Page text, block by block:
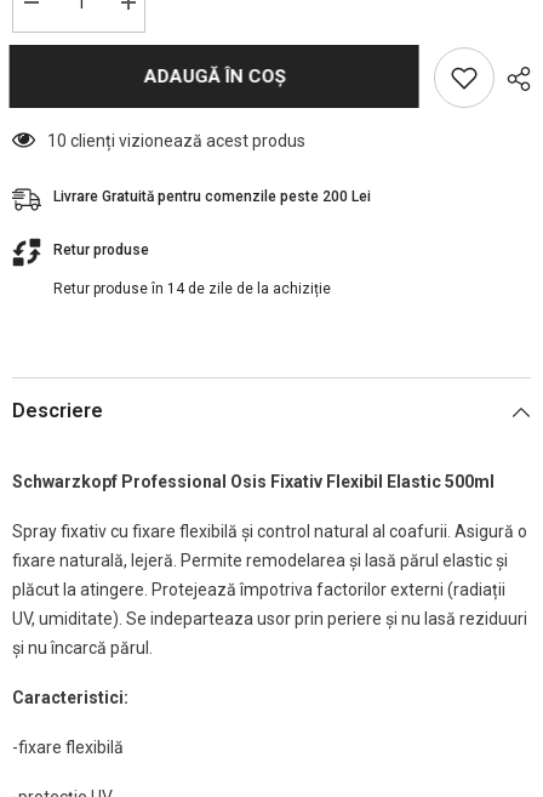
Reduceți
cantitatea
pentru
Flexibil
Creșteți
cantitatea
pentru
Schwarzkopf
Professional
Flexibil
ADAUGĂ ÎN COȘ
10 clienți vizionează acest produs
Livrare Gratuită pentru comenzile peste 200 Lei
Retur produse
Retur produse în 14 de zile de la achiziție
Descriere
Schwarzkopf Professional Osis Fixativ Flexibil Elastic 500ml
Spray fixativ cu fixare flexibilă și control natural al coafurii. Asigură o
fixare naturală, lejeră. Permite remodelarea și lasă părul elastic și
plăcut la atingere. Protejează împotriva factorilor externi (radiații
UV, umiditate). Se indeparteaza usor prin periere și nu lasă reziduuri
și nu încarcă părul.
Caracteristici:
-fixare flexibilă